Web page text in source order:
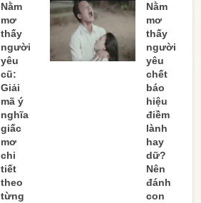
Nằm
mơ
thấy
người
yêu
cũ:
Giải
mã ý
nghĩa
giấc
mơ
chi
tiết
theo
từng
Nằm
mơ
thấy
người
yêu
chết
báo
hiệu
điềm
lành
hay
dữ?
Nên
đánh
con